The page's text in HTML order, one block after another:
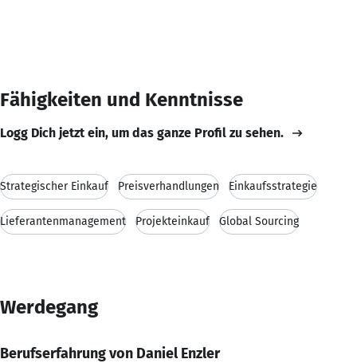
Fähigkeiten und Kenntnisse
Logg Dich jetzt ein, um das ganze Profil zu sehen.
Strategischer Einkauf Preisverhandlungen Einkaufsstrategie
Lieferantenmanagement Projekteinkauf Global Sourcing
Werdegang
Berufserfahrung von Daniel Enzler